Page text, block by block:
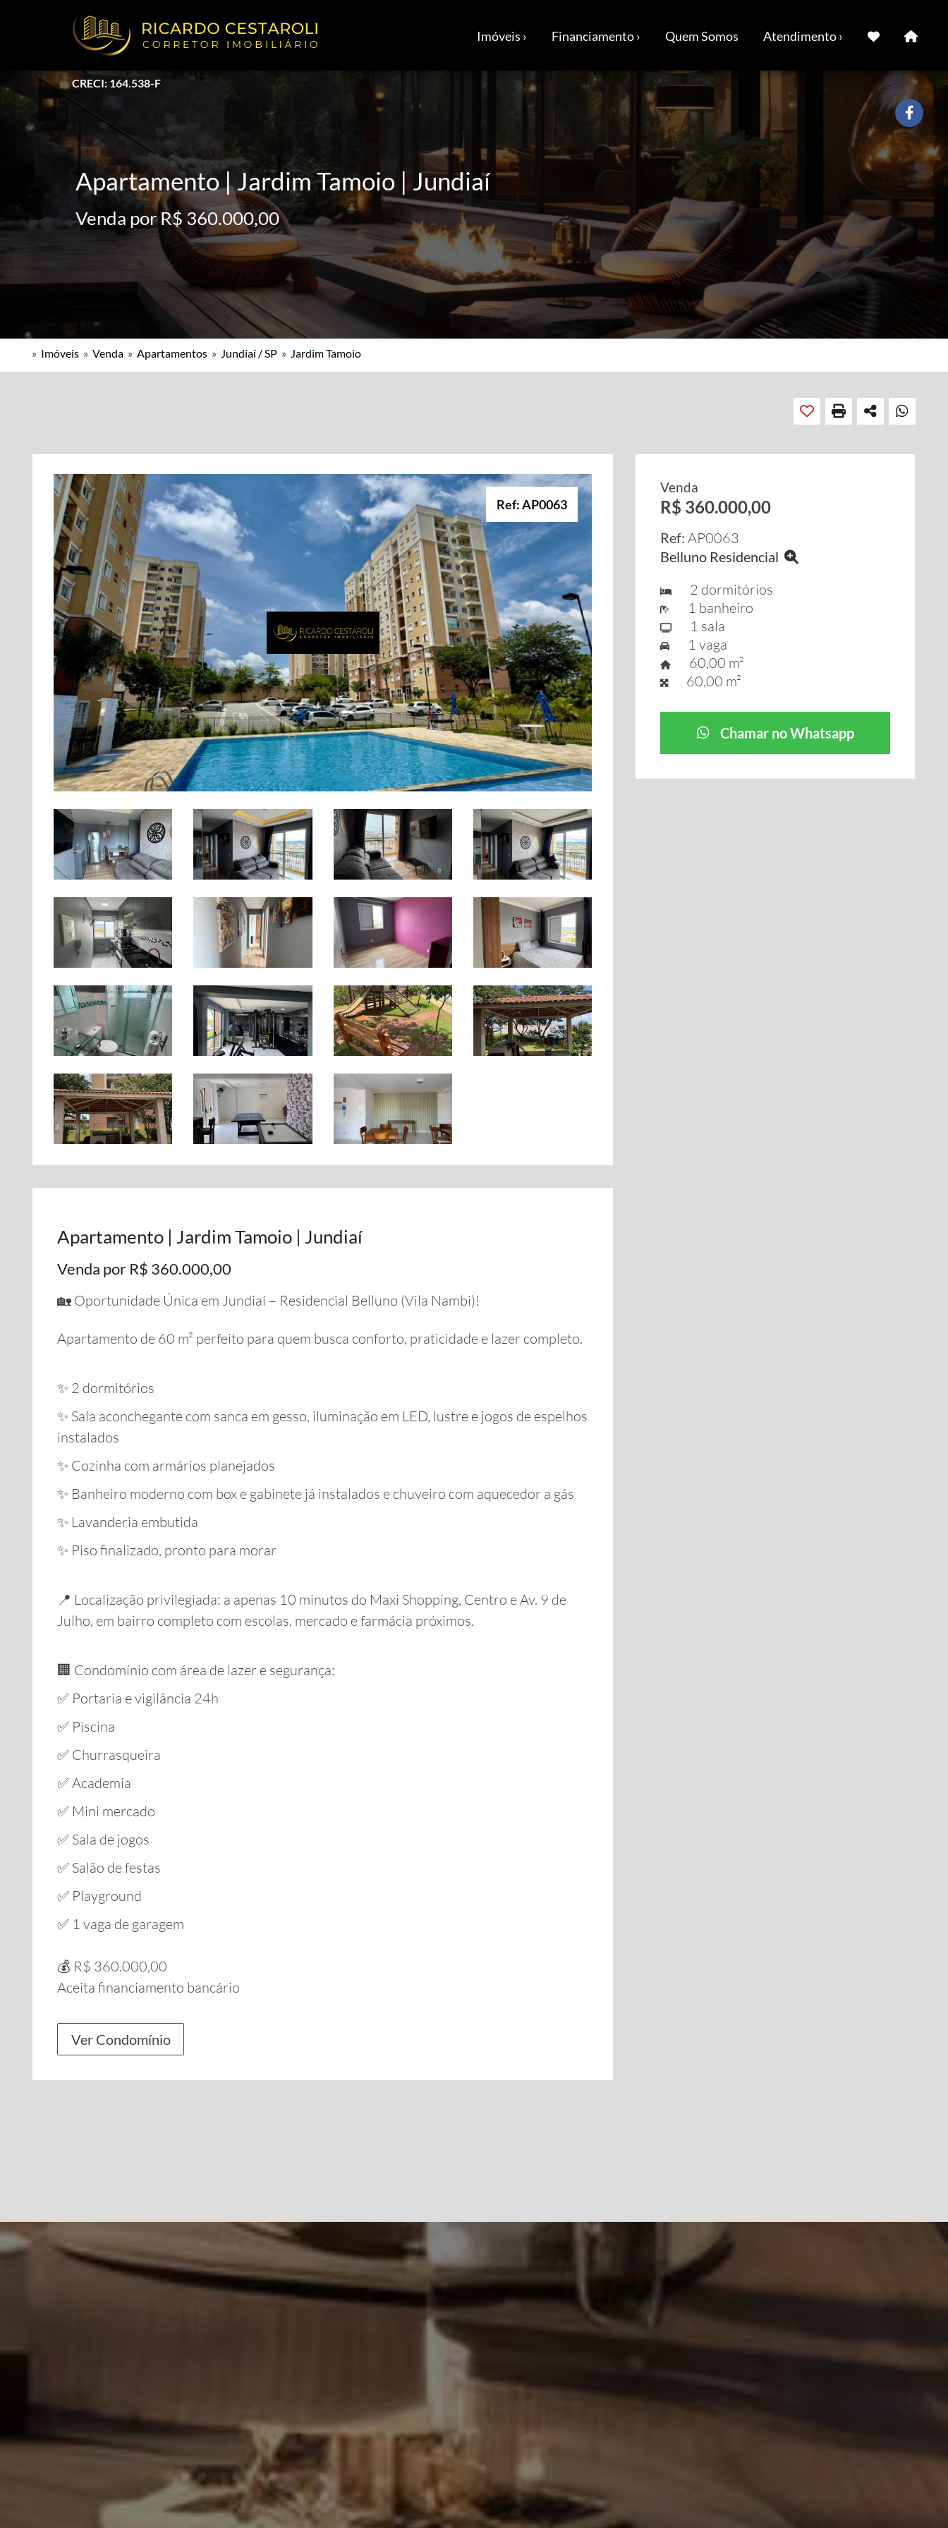
CRECI: 164.538-F
Imóveis › Financiamento › Quem Somos Atendimento ›
Apartamento | Jardim Tamoio | Jundiaí
Venda por R$ 360.000,00
» Imóveis » Venda » Apartamentos » Jundiaí / SP » Jardim Tamoio
Ref: AP0063
Apartamento | Jardim Tamoio | Jundiaí
Venda por R$ 360.000,00
🏡 Oportunidade Única em Jundiaí – Residencial Belluno (Vila Nambi)!
Apartamento de 60 m² perfeito para quem busca conforto, praticidade e lazer completo.
✨ 2 dormitórios
✨ Sala aconchegante com sanca em gesso, iluminação em LED, lustre e jogos de espelhos
instalados
✨ Cozinha com armários planejados
✨ Banheiro moderno com box e gabinete já instalados e chuveiro com aquecedor a gás
✨ Lavanderia embutida
✨ Piso finalizado, pronto para morar
📍 Localização privilegiada: a apenas 10 minutos do Maxi Shopping, Centro e Av. 9 de
Julho, em bairro completo com escolas, mercado e farmácia próximos.
🏢 Condomínio com área de lazer e segurança:
✅ Portaria e vigilância 24h
✅ Piscina
✅ Churrasqueira
✅ Academia
✅ Mini mercado
✅ Sala de jogos
✅ Salão de festas
✅ Playground
✅ 1 vaga de garagem
💰 R$ 360.000,00
Aceita financiamento bancário
Ver Condomínio
Venda
R$ 360.000,00
Ref: AP0063
Belluno Residencial
2 dormitórios
1 banheiro
1 sala
1 vaga
60,00 m²
60,00 m²
Chamar no Whatsapp